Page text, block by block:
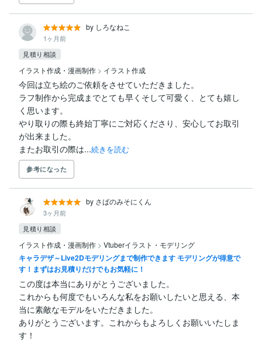
by しろなねこ
1ヶ月前
見積り相談
イラスト作成・漫画制作 > イラスト作成
今回は立ち絵のご依頼をさせていただきました。
ラフ制作から完成までとても早くそして可愛く、とても嬉し
く思います。
やり取りの際も終始丁寧にご対応くださり、安心してお取引
が出来ました。
またお取引の際は...続きを読む
参考になった
by さばのみそにくん
3ヶ月前
見積り相談
イラスト作成・漫画制作 > Vtuberイラスト・モデリング
キャラデザ～Live2Dモデリングまで制作できます モデリングが得意で
す！まずはお見積りだけでもお気軽に！
この度は本当にありがとうございました。
これからも何度でもいろんな私をお願いしたいと思える、本
当に素敵なモデルをいただきました。
ありがとうございます。これからもよろしくお願いいたしま
す！